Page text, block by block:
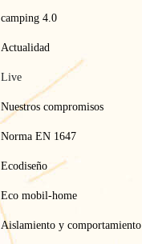
camping 4.0
Actualidad
Live
Nuestros compromisos
Norma EN 1647
Ecodiseño
Eco mobil-home
Aislamiento y comportamiento